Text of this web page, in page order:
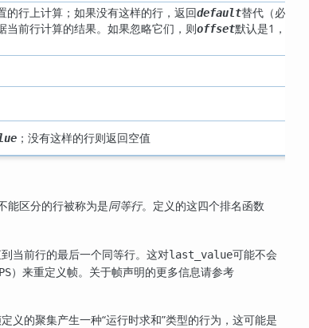
的行上计算；如果没有这样的行，返回default替代（必
当前行计算的结果。如果忽略它们，则offset默认是1，
；没有这样的行则返回空值
能区分的行被称为是同等行。定义的这四个排名函数
当前行的最后一个同等行。这对last_value可能不会
）来重定义帧。关于帧声明的更多信息请参考
义的聚集产生一种“运行时求和”类型的行为，这可能是